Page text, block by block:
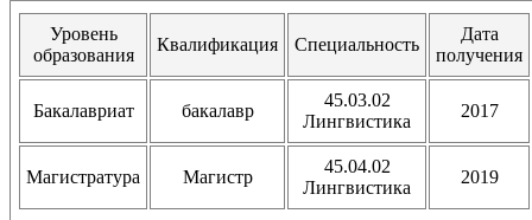
Уровень
образования
Квалификация Специальность
Дата
получения
Бакалавриат бакалавр
45.03.02
Лингвистика
2017
Магистратура Магистр
45.04.02
Лингвистика
2019